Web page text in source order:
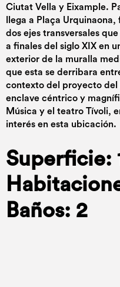
Ciutat Vella y Eixample.
llega a Plaça
dos ejes transversales
a finales del siglo XIX en
exterior de la muralla
que esta se derribara
contexto del proyecto del
enclave céntrico y
Música y el teatro Tívoli,
interés en esta ubicación.
Superficie:
Baños: 2